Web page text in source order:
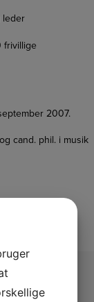
leder
frivillige
2007.
cand. phil. i musik